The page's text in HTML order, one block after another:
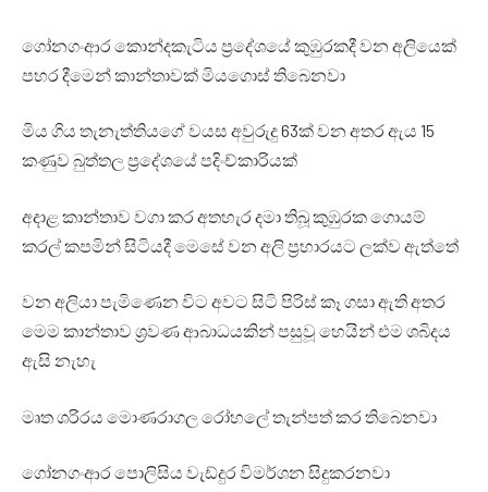
ගෝනගංආර කොන්දකැටිය ප්‍රදේශයේ කුඹුරකදී වන අලියෙක්
පහර දීමෙන් කාන්තාවක් මියගොස් තිබෙනවා
මිය ගිය තැනැත්තියගේ වයස අවුරුදු 63ක් වන අතර ඇය 15
කණුව බුත්තල ප්‍රදේශයේ පදිංච්කාරියක්
අදාළ කාන්තාව වගා කර අතහැර දමා තිබූ කුඹුරක ගොයම්
කරල් කපමින් සිටියදී මෙසේ වන අලි ප්‍රහාරයට ලක්ව ඇත්තේ
වන අලියා පැමිණෙන විට අවට සිටි පිරිස් කෑ ගසා ඇති අතර
මෙම කාන්තාව ශ්‍රවණ ආබාධයකින් පසුවූ හෙයින් එම ශබිදය
ඇසි නැහැ
මෘත ශරිරය මොණරාගල රෝහලේ තැන්පත් කර තිබෙනවා
ගෝනගංආර පොලිසිය වැඩ්දුර විමර්ශන සිදුකරනවා